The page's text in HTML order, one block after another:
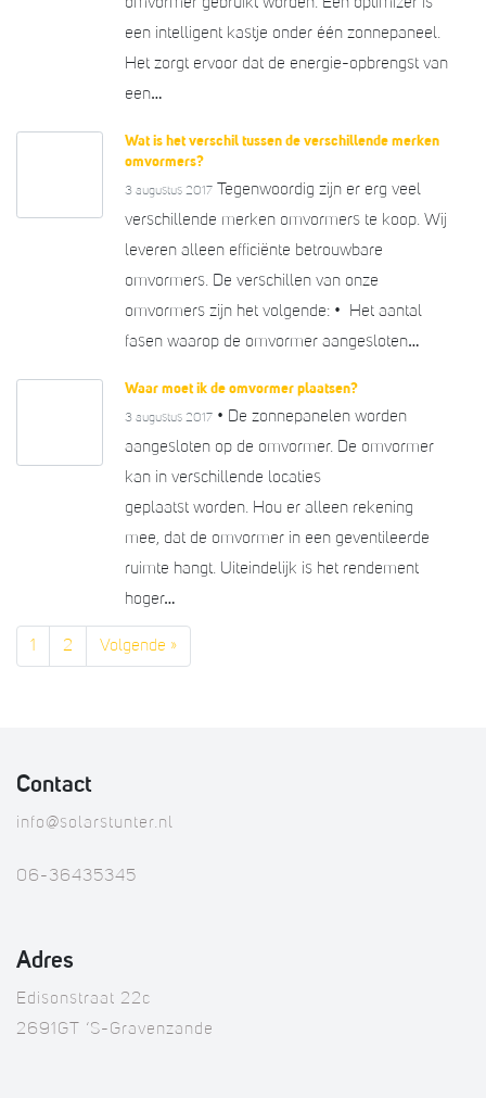
een intelligent kastje onder één zonnepaneel.
Het zorgt ervoor dat de energie-opbrengst van
een…
Wat is het verschil tussen de verschillende merken
omvormers?
3 augustus 2017
Tegenwoordig zijn er erg veel
verschillende merken omvormers te koop. Wij
leveren alleen efficiënte betrouwbare
omvormers. De verschillen van onze
omvormers zijn het volgende: • Het aantal
fasen waarop de omvormer aangesloten…
Waar moet ik de omvormer plaatsen?
3 augustus 2017 • De zonnepanelen worden
aangesloten op de omvormer. De omvormer
kan in verschillende locaties
geplaatst worden. Hou er alleen rekening
mee, dat de omvormer in een geventileerde
ruimte hangt. Uiteindelijk is het rendement
hoger…
1 2 Volgende »
Contact
info@solarstunter.nl
06-36435345
Adres
Edisonstraat 22c
2691GT ‘S-Gravenzande